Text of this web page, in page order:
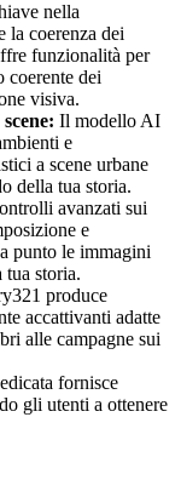
nella
la coerenza dei
funzionalità per
coerente dei
visiva.
Il modello AI
e
a scene urbane
della tua storia.
avanzati sui
e
punto le immagini
tua storia.
produce
accattivanti adatte
alle campagne sui
fornisce
gli utenti a ottenere